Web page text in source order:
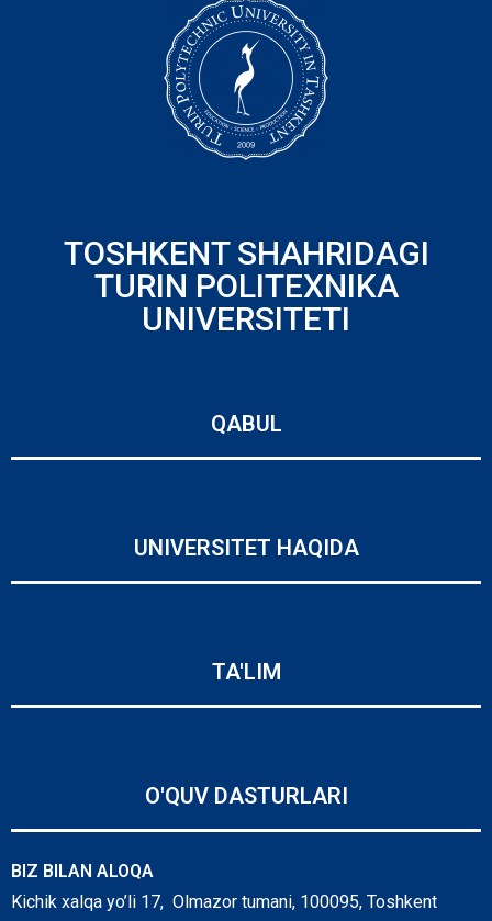
TOSHKENT SHAHRIDAGI
TURIN POLITEXNIKA
UNIVERSITETI
QABUL
UNIVERSITET HAQIDA
TA'LIM
O'QUV DASTURLARI
BIZ BILAN ALOQA
Kichik xalqa yo’li 17, Olmazor tumani, 100095, Toshkent